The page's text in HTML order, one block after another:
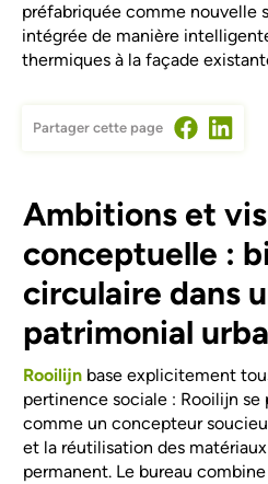
préfabriquée comme nouvelle
intégrée de manière
thermiques à la façade
Partager cette page
Ambitions et
conceptuelle :
circulaire dans
patrimonial
Rooilijn base explicitement
pertinence sociale : Rooilijn
comme un concepteur
et la réutilisation des
permanent. Le bureau